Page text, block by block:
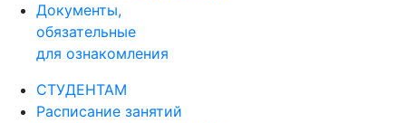
Документы,
обязательные
для ознакомления
СТУДЕНТАМ
Расписание занятий